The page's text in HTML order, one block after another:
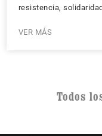
resistencia,
VER MÁS
Todos